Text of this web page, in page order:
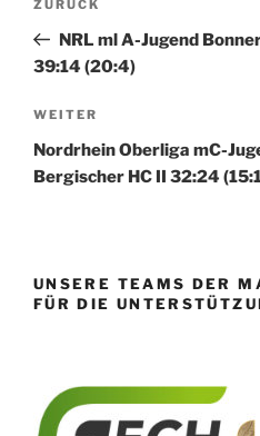
Vorheriger
Beitrag
ZURÜCK
NRL ml A-Jugend
39:14 (20:4)
Nächster
Beitrag
WEITER
Nordrhein Oberliga mC-
Bergischer HC II 32:24
UNSERE TEAMS DER
FÜR DIE